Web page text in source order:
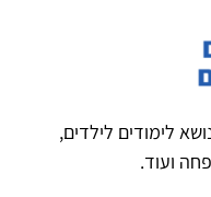
לימודים לילדים,
ועוד.